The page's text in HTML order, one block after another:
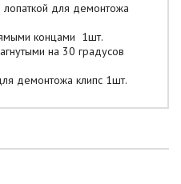
для демонтожа
концами 1шт.
на 30 градусов
демонтожа клипс 1шт.